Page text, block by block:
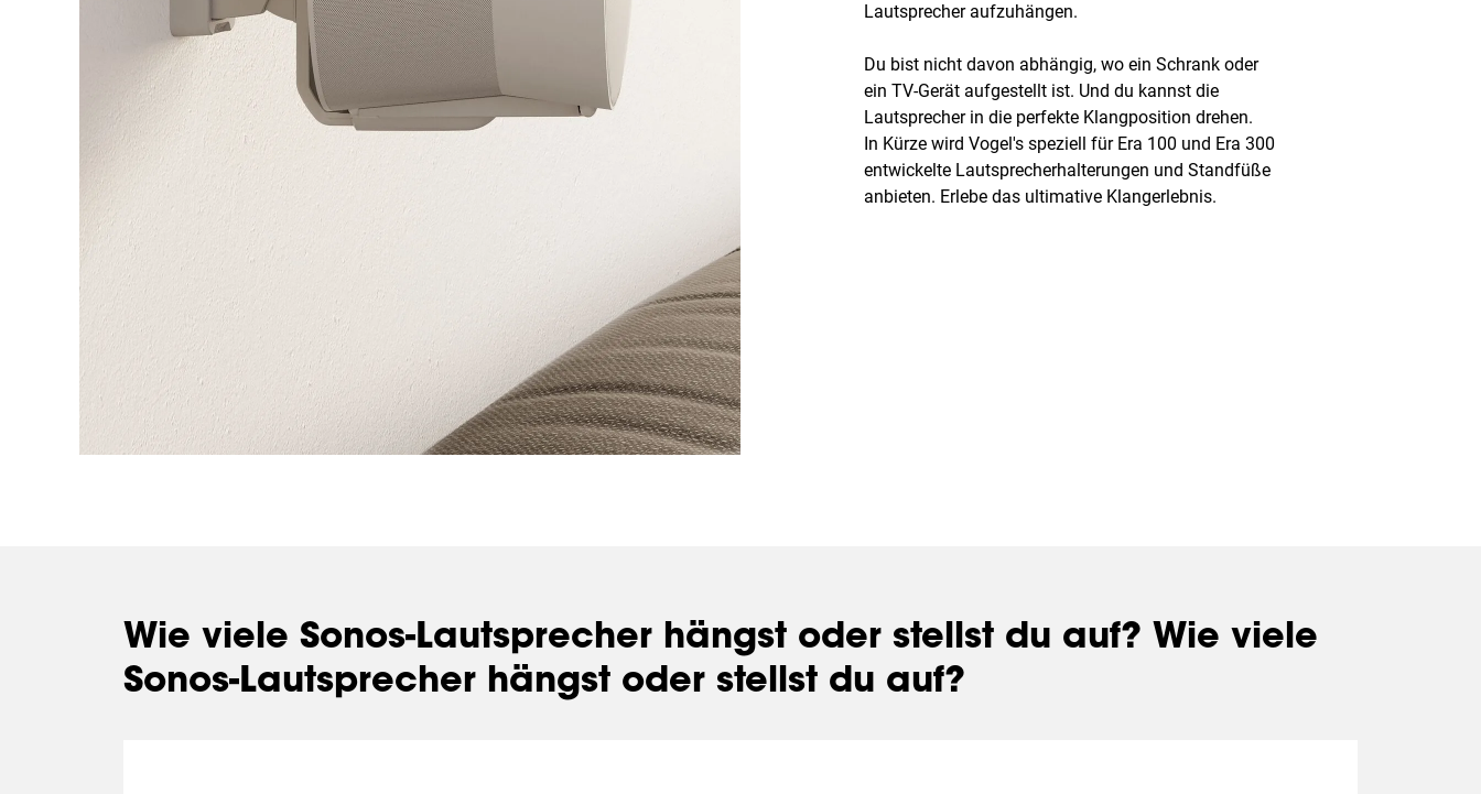
Lautsprecher aufzuhängen.
Du bist nicht davon abhängig, wo ein Schrank oder
ein TV-Gerät aufgestellt ist. Und du kannst die
Lautsprecher in die perfekte Klangposition drehen.
In Kürze wird Vogel's speziell für Era 100 und Era 300
entwickelte Lautsprecherhalterungen und Standfüße
anbieten. Erlebe das ultimative Klangerlebnis.
Wie viele Sonos-Lautsprecher hängst oder stellst du auf? Wie viele
Sonos-Lautsprecher hängst oder stellst du auf?